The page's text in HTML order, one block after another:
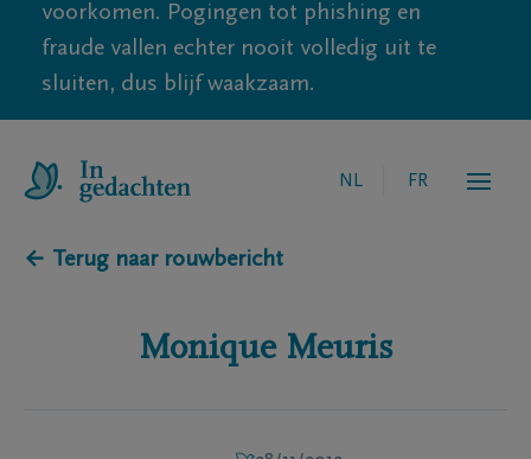
voorkomen. Pogingen tot phishing en
fraude vallen echter nooit volledig uit te
sluiten, dus blijf waakzaam.
NL FR
← Terug naar rouwbericht
Monique Meuris